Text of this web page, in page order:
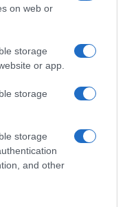
on web or
storage
or app.
storage
storage
and other